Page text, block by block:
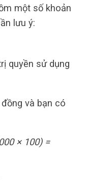
một số khoản
lưu ý:
quyền sử dụng
và bạn có
× 100) =